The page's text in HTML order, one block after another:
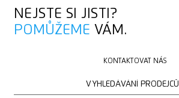
NEJSTE SI JISTI?
POMŮŽEME VÁM.
KONTAKTOVAT NÁS
VYHLEDÁVÁNÍ PRODEJCŮ